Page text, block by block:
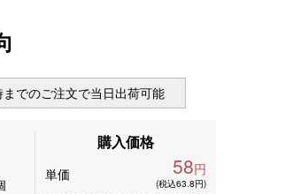
までのご注文で当日出荷可能
購入価格
単価 58円
(税込63.8円)